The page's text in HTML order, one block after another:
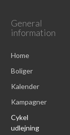
General
information
Home
Boliger
Kalender
Kampagner
Cykel
udlejning